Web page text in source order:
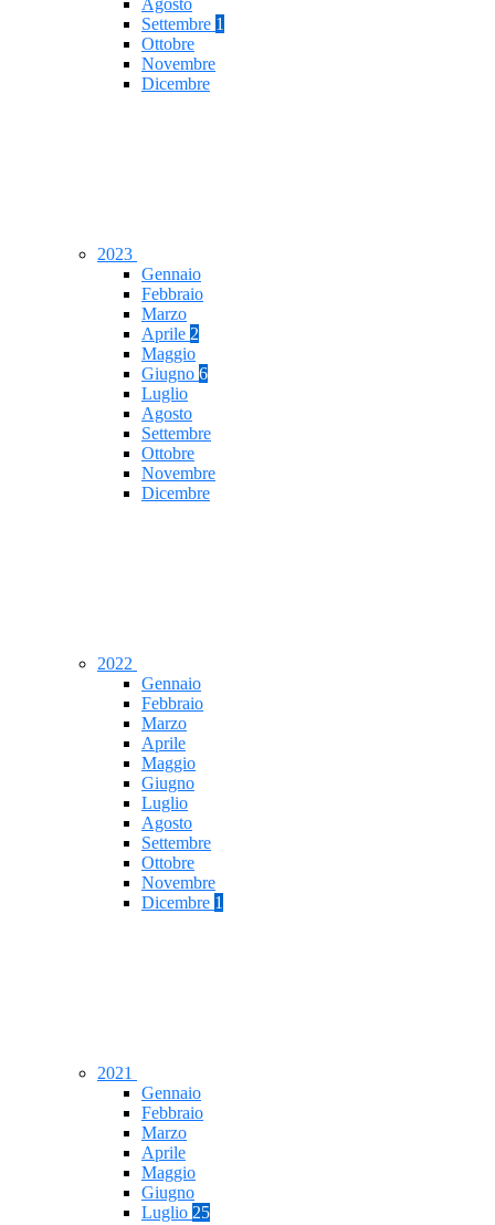
Agosto
Settembre 1
Ottobre
Novembre
Dicembre
2023
Gennaio
Febbraio
Marzo
Aprile 2
Maggio
Giugno 6
Luglio
Agosto
Settembre
Ottobre
Novembre
Dicembre
2022
Gennaio
Febbraio
Marzo
Aprile
Maggio
Giugno
Luglio
Agosto
Settembre
Ottobre
Novembre
Dicembre 1
2021
Gennaio
Febbraio
Marzo
Aprile
Maggio
Giugno
Luglio 25